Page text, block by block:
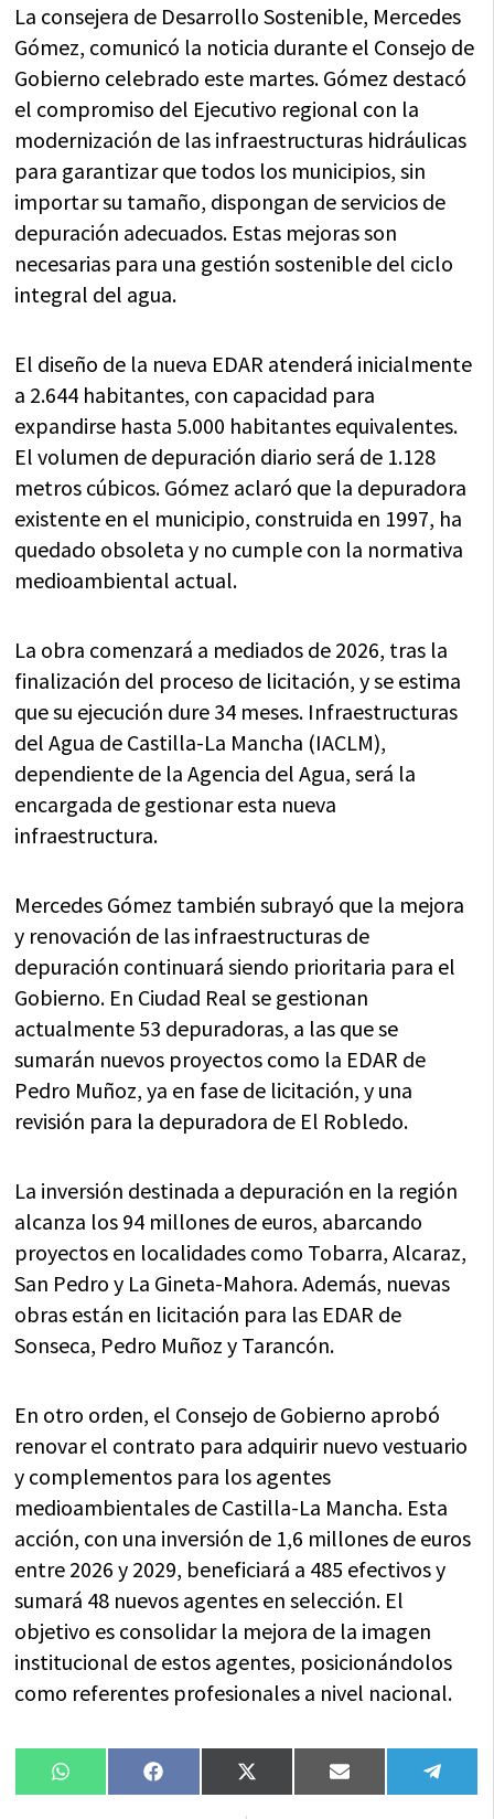
La consejera de Desarrollo Sostenible, Mercedes
Gómez, comunicó la noticia durante el Consejo de
Gobierno celebrado este martes. Gómez destacó
el compromiso del Ejecutivo regional con la
modernización de las infraestructuras hidráulicas
para garantizar que todos los municipios, sin
importar su tamaño, dispongan de servicios de
depuración adecuados. Estas mejoras son
necesarias para una gestión sostenible del ciclo
integral del agua.
El diseño de la nueva EDAR atenderá inicialmente
a 2.644 habitantes, con capacidad para
expandirse hasta 5.000 habitantes equivalentes.
El volumen de depuración diario será de 1.128
metros cúbicos. Gómez aclaró que la depuradora
existente en el municipio, construida en 1997, ha
quedado obsoleta y no cumple con la normativa
medioambiental actual.
La obra comenzará a mediados de 2026, tras la
finalización del proceso de licitación, y se estima
que su ejecución dure 34 meses. Infraestructuras
del Agua de Castilla-La Mancha (IACLM),
dependiente de la Agencia del Agua, será la
encargada de gestionar esta nueva
infraestructura.
Mercedes Gómez también subrayó que la mejora
y renovación de las infraestructuras de
depuración continuará siendo prioritaria para el
Gobierno. En Ciudad Real se gestionan
actualmente 53 depuradoras, a las que se
sumarán nuevos proyectos como la EDAR de
Pedro Muñoz, ya en fase de licitación, y una
revisión para la depuradora de El Robledo.
La inversión destinada a depuración en la región
alcanza los 94 millones de euros, abarcando
proyectos en localidades como Tobarra, Alcaraz,
San Pedro y La Gineta-Mahora. Además, nuevas
obras están en licitación para las EDAR de
Sonseca, Pedro Muñoz y Tarancón.
En otro orden, el Consejo de Gobierno aprobó
renovar el contrato para adquirir nuevo vestuario
y complementos para los agentes
medioambientales de Castilla-La Mancha. Esta
acción, con una inversión de 1,6 millones de euros
entre 2026 y 2029, beneficiará a 485 efectivos y
sumará 48 nuevos agentes en selección. El
objetivo es consolidar la mejora de la imagen
institucional de estos agentes, posicionándolos
como referentes profesionales a nivel nacional.
Compartir
en
WhatsAppCompartir
en
FacebookCompartir
en
X
(Twitter)
Compartir
en
Email
en